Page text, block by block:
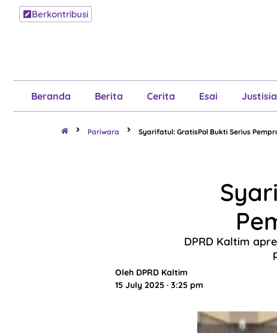
Berkontribusi
Beranda Berita Cerita Esai Justisia
Pariwara Syarifatul: GratisPol Bukti Serius
DPRD Kaltim
Oleh DPRD Kaltim
15 July 2025 · 3:25 pm